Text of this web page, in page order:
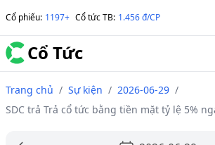
Cổ phiếu: 1197+ Cổ tức TB: 1.456 đ/CP
Cổ Tức
Trang chủ / Sự kiện / 2026-06-29 /
SDC trả Trả cổ tức bằng tiền mặt tỷ lệ 5%